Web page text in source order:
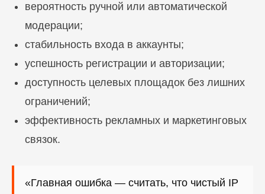
вероятность ручной или автоматической
модерации;
стабильность входа в аккаунты;
успешность регистрации и авторизации;
доступность целевых площадок без лишних
ограничений;
эффективность рекламных и маркетинговых
связок.
«Главная ошибка — считать, что чистый IP